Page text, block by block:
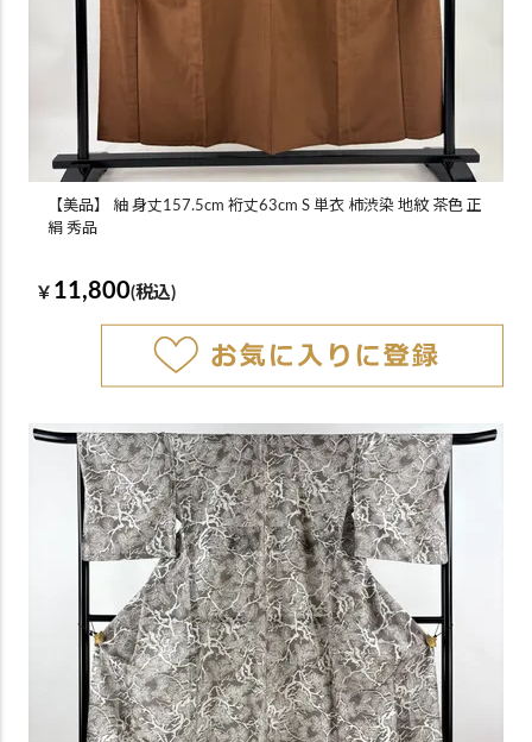
【美品】 紬 身丈157.5cm 裄丈63cm S 単衣 柿渋染 地紋 茶色 正
絹 秀品
￥ 11,800(税込)